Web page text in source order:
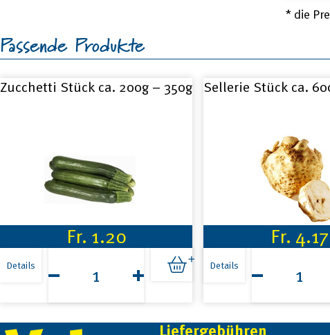
* die
Passende Produkte
Zucchetti Stück ca. 200g – 350g
Fr. 1.20
Details
ca.
-
350g
Sellerie Stück ca.
Fr. 4.17
Details
ca.
Menge